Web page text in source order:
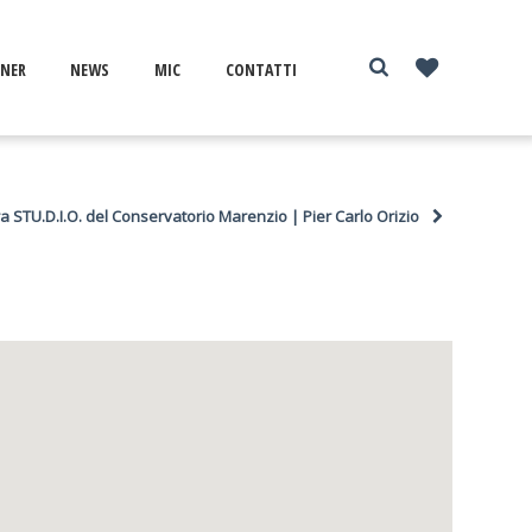
NEWS MIC CONTATTI
STU.D.I.O. del Conservatorio Marenzio | Pier Carlo Orizio